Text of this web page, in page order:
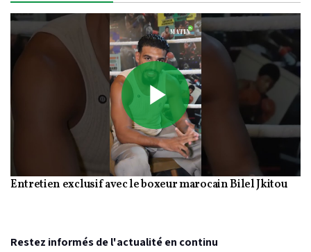
Play
Video
Entretien exclusif avec le boxeur marocain Bilel Jkitou
Restez informés de l'actualité en continu